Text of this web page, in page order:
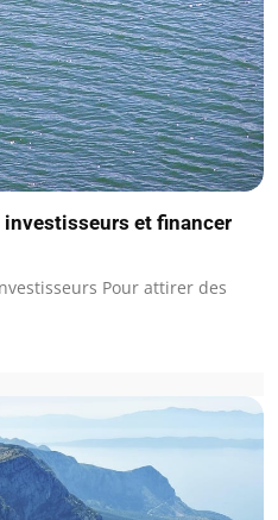
et financer
Pour attirer des